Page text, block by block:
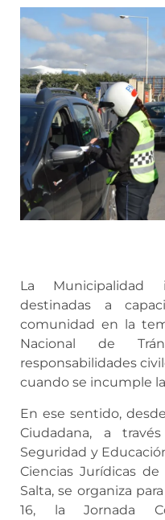
La Municipalidad
destinadas a
comunidad en la
Nacional de
responsabilidades
cuando se incumple
En ese sentido,
Ciudadana, a
Seguridad y
Ciencias Jurídicas
Salta, se organiza
16, la Jornada